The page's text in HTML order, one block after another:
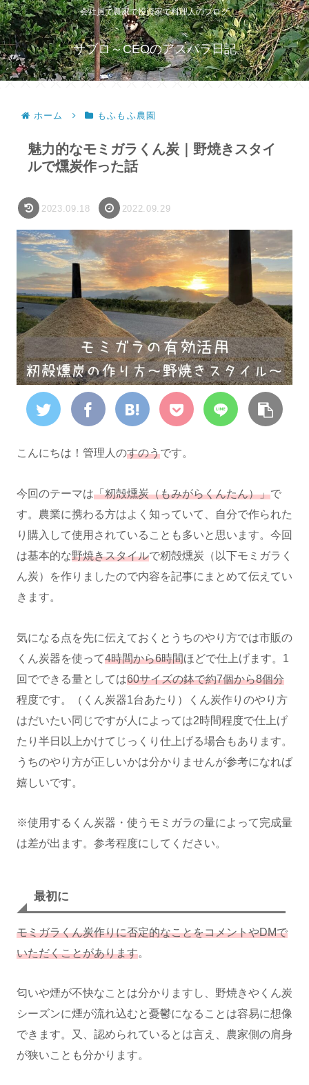
会社員で農家で投資家で料理人のブログ
サブロ～CEOのアスパラ日記
ホーム もふもふ農園
魅力的なモミガラくん炭｜野焼きスタイ
ルで燻炭作った話
2023.09.18 2022.09.29
こんにちは！管理人のすのうです。
今回のテーマは「籾殻燻炭（もみがらくんたん）」で
す。農業に携わる方はよく知っていて、自分で作られた
り購入して使用されていることも多いと思います。今回
は基本的な野焼きスタイルで籾殻燻炭（以下モミガラく
ん炭）を作りましたので内容を記事にまとめて伝えてい
きます。
気になる点を先に伝えておくとうちのやり方では市販の
くん炭器を使って4時間から6時間ほどで仕上げます。1
回でできる量としては60サイズの鉢で約7個から8個分
程度です。（くん炭器1台あたり）くん炭作りのやり方
はだいたい同じですが人によっては2時間程度で仕上げ
たり半日以上かけてじっくり仕上げる場合もあります。
うちのやり方が正しいかは分かりませんが参考になれば
嬉しいです。
※使用するくん炭器・使うモミガラの量によって完成量
は差が出ます。参考程度にしてください。
最初に
モミガラくん炭作りに否定的なことをコメントやDMで
いただくことがあります。
匂いや煙が不快なことは分かりますし、野焼きやくん炭
シーズンに煙が流れ込むと憂鬱になることは容易に想像
できます。又、認められているとは言え、農家側の肩身
が狭いことも分かります。